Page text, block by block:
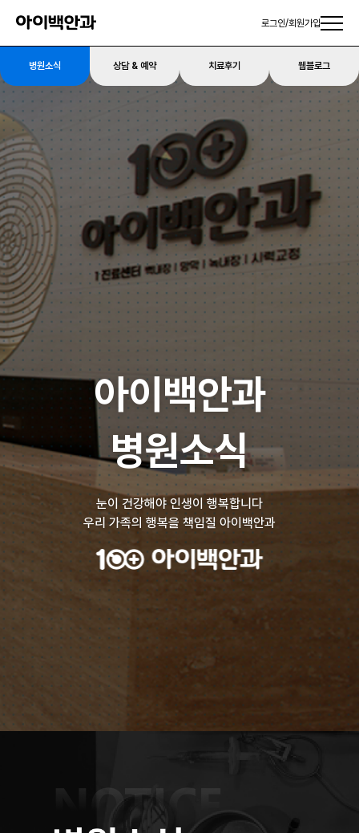
로그인/회원가입
아이백안과
병원소식
눈이 건강해야 인생이 행복합니다
우리 가족의 행복을 책임질 아이백안과
병원소식 상담 & 예약 치료후기 웹블로그